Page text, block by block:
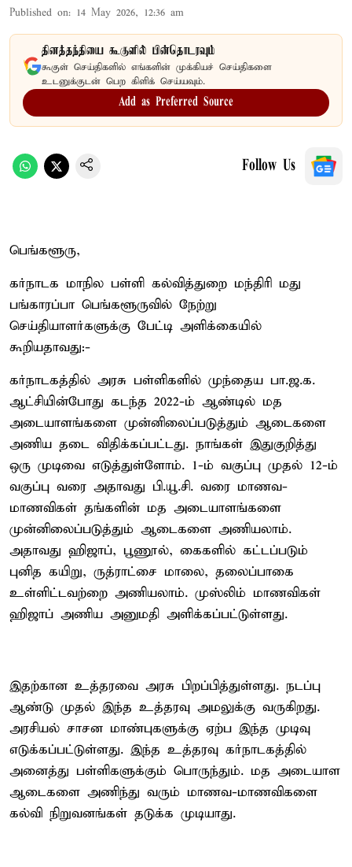
Published on: 14 May 2026, 12:36 am
தினத்தந்தியை கூகுளில் பின்தொடரவும்
கூகுள் செய்திகளில் எங்களின் முக்கியச் செய்திகளை
உடனுக்குடன் பெற கிளிக் செய்யவும்.
Add as Preferred Source
Follow Us
பெங்களூரு,
கர்நாடக மாநில பள்ளி கல்வித்துறை மந்திரி மது
பங்காரப்பா பெங்களூருவில் நேற்று
செய்தியாளர்களுக்கு பேட்டி அளிக்கையில்
கூறியதாவது:-
கர்நாடகத்தில் அரசு பள்ளிகளில் முந்தைய பா.ஜ.க.
ஆட்சியின்போது கடந்த 2022-ம் ஆண்டில் மத
அடையாளங்களை முன்னிலைப்படுத்தும் ஆடைகளை
அணிய தடை விதிக்கப்பட்டது. நாங்கள் இதுகுறித்து
ஒரு முடிவை எடுத்துள்ளோம். 1-ம் வகுப்பு முதல் 12-ம்
வகுப்பு வரை அதாவது பி.யூ.சி. வரை மாணவ-
மாணவிகள் தங்களின் மத அடையாளங்களை
முன்னிலைப்படுத்தும் ஆடைகளை அணியலாம்.
அதாவது ஹிஜாப், பூணூல், கைகளில் கட்டப்படும்
புனித கயிறு, ருத்ராட்சை மாலை, தலைப்பாகை
உள்ளிட்டவற்றை அணியலாம். முஸ்லிம் மாணவிகள்
ஹிஜாப் அணிய அனுமதி அளிக்கப்பட்டுள்ளது.
இதற்கான உத்தரவை அரசு பிறப்பித்துள்ளது. நடப்பு
ஆண்டு முதல் இந்த உத்தரவு அமலுக்கு வருகிறது.
அரசியல் சாசன மாண்புகளுக்கு ஏற்ப இந்த முடிவு
எடுக்கப்பட்டுள்ளது. இந்த உத்தரவு கர்நாடகத்தில்
அனைத்து பள்ளிகளுக்கும் பொருந்தும். மத அடையாள
ஆடைகளை அணிந்து வரும் மாணவ-மாணவிகளை
கல்வி நிறுவனங்கள் தடுக்க முடியாது.